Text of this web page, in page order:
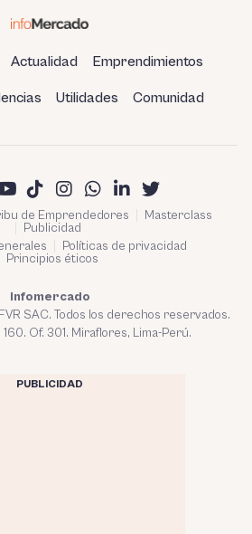
Actualidad Emprendimientos
Utilidades Comunidad
de Emprendedores
Masterclass
Publicidad
Políticas de privacidad
Principios éticos
Infomercado
SAC. Todos los derechos reservados.
Of. 301. Miraflores, Lima-Perú.
PUBLICIDAD